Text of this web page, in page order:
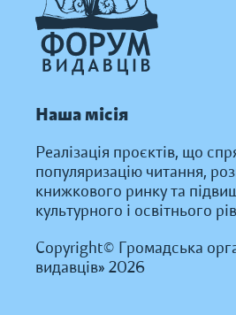
Наша місія
Реалізація проєктів, що
популяризацію читання,
книжкового ринку та
культурного і освітнього
Copyright© Громадська
видавців» 2026